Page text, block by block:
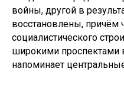
войны, другой в
восстановлены, причём
социалистического
широкими проспектами
напоминает